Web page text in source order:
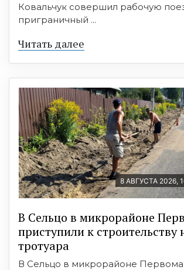
Ковальчук совершил рабочую
приграничный ...
Читать далее
8 АВГУСТА 2026,
В Сельцо в микрорайоне
приступили к строительству
тротуара
В Сельцо в микрорайоне